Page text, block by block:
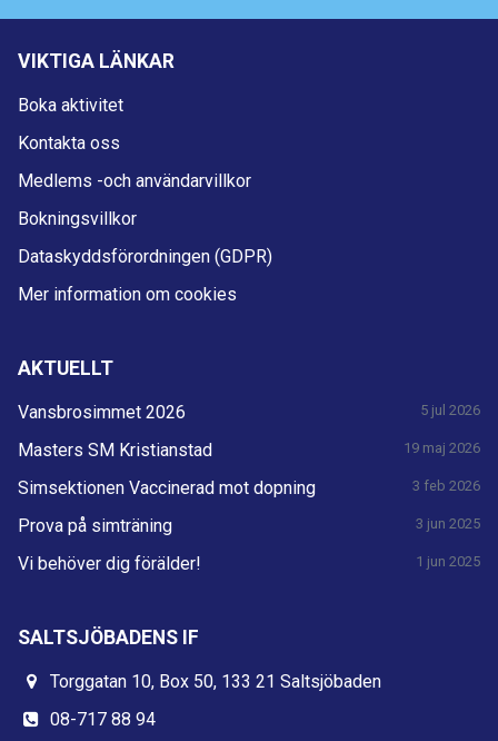
VIKTIGA LÄNKAR
Boka aktivitet
Kontakta oss
Medlems -och användarvillkor
Bokningsvillkor
Dataskyddsförordningen (GDPR)
Mer information om cookies
AKTUELLT
Vansbrosimmet 2026 5 jul 2026
Masters SM Kristianstad 19 maj 2026
Simsektionen Vaccinerad mot dopning 3 feb 2026
Prova på simträning 3 jun 2025
Vi behöver dig förälder! 1 jun 2025
SALTSJÖBADENS IF
Torggatan 10, Box 50, 133 21 Saltsjöbaden
08-717 88 94